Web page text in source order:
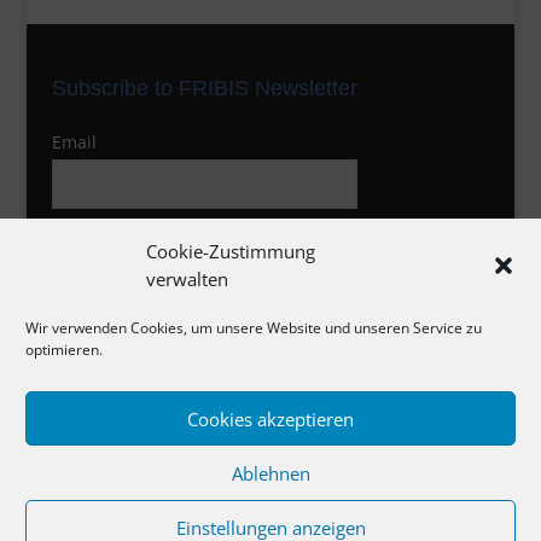
Cookie-Zustimmung
verwalten
Wir verwenden Cookies, um unsere Website und unseren Service zu
optimieren.
Cookies akzeptieren
Ablehnen
Einstellungen anzeigen
Subscribe to FRIBIS Newsletter
Email
Impressum
Cookie-Richtlinie